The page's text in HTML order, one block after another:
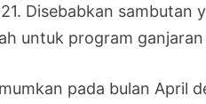
Disebabkan sambutan
untuk program
pada bulan April